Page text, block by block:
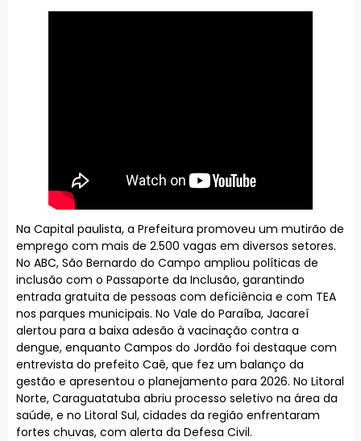
Na Capital paulista, a Prefeitura promoveu um mutirão de
emprego com mais de 2.500 vagas em diversos setores.
No ABC, São Bernardo do Campo ampliou políticas de
inclusão com o Passaporte da Inclusão, garantindo
entrada gratuita de pessoas com deficiência e com TEA
nos parques municipais. No Vale do Paraíba, Jacareí
alertou para a baixa adesão à vacinação contra a
dengue, enquanto Campos do Jordão foi destaque com
entrevista do prefeito Caê, que fez um balanço da
gestão e apresentou o planejamento para 2026. No Litoral
Norte, Caraguatatuba abriu processo seletivo na área da
saúde, e no Litoral Sul, cidades da região enfrentaram
fortes chuvas, com alerta da Defesa Civil.